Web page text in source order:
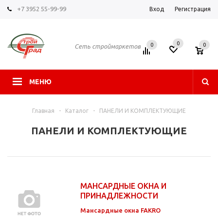
+7 3952 55-99-99 Вход Регистрация
Сеть строймаркетов
МЕНЮ
0 0 0
Главная - Каталог - ПАНЕЛИ И КОМПЛЕКТУЮЩИЕ
ПАНЕЛИ И КОМПЛЕКТУЮЩИЕ
МАНСАРДНЫЕ ОКНА И
ПРИНАДЛЕЖНОСТИ
Мансардные окна FAKRO